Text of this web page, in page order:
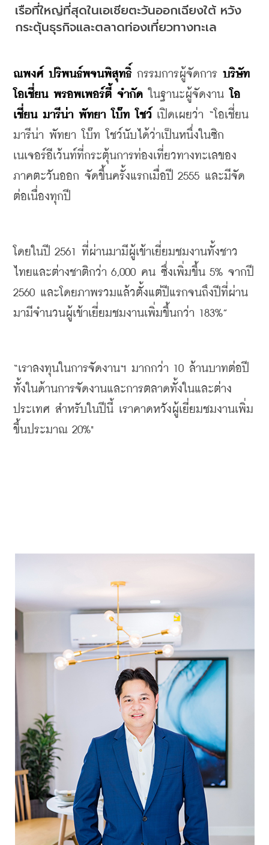
เรือที่ใหญ่ที่สุดในเอเชียตะวันออกเฉียงใต้ หวัง
กระตุ้นธุรกิจและตลาดท่องเที่ยวทางทะเล
ณพงศ์ ปริพนธ์พจนพิสุทธิ์ กรรมการผู้จัดการ บริษัท
โอเชี่ยน พรอพเพอร์ตี้ จำกัด ในฐานะผู้จัดงาน โอ
เชี่ยน มารีน่า พัทยา โบ๊ท โชว์ เปิดเผยว่า “โอเชี่ยน
มารีน่า พัทยา โบ๊ท โชว์นับได้ว่าเป็นหนึ่งในซิก
เนเจอร์อีเว้นท์ที่กระตุ้นการท่องเที่ยวทางทะเลของ
ภาคตะวันออก จัดขึ้นครั้งแรกเมื่อปี 2555 และมีจัด
ต่อเนื่องทุกปี
โดยในปี 2561 ที่ผ่านมามีผู้เข้าเยี่ยมชมงานทั้งชาว
ไทยและต่างชาติกว่า 6,000 คน ซึ่งเพิ่มขึ้น 5% จากปี
2560 และโดยภาพรวมแล้วตั้งแต่ปีแรกจนถึงปีที่ผ่าน
มามีจำนวนผู้เข้าเยี่ยมชมงานเพิ่มขึ้นกว่า 183%”
“เราลงทุนในการจัดงานฯ มากกว่า 10 ล้านบาทต่อปี
ทั้งในด้านการจัดงานและการตลาดทั้งในและต่าง
ประเทศ สำหรับในปีนี้ เราคาดหวังผู้เยี่ยมชมงานเพิ่ม
ขึ้นประมาณ 20%"